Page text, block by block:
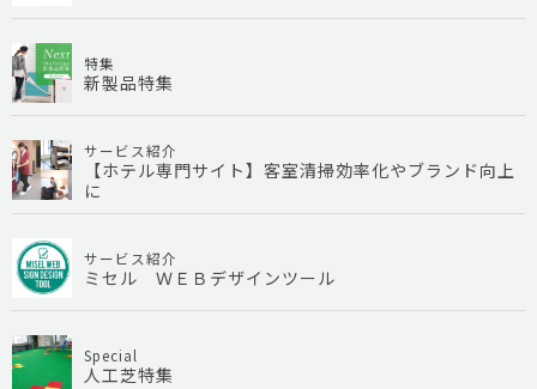
特集
新製品特集
サービス紹介
【ホテル専門サイト】客室清掃効率化やブランド向上
に
サービス紹介
ミセル ＷＥＢデザインツール
Special
人工芝特集